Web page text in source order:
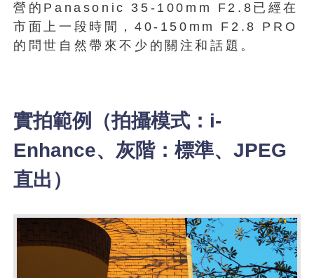
營的Panasonic 35-100mm F2.8已經在
市面上一段時間，40-150mm F2.8 PRO
的問世自然帶來不少的關注和話題。
實拍範例（拍攝模式：i-
Enhance、灰階：標準、JPEG
直出）